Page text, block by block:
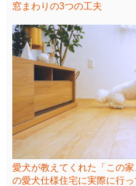
窓まわりの3つの工夫
愛犬が教えてくれた「この
の愛犬仕様住宅に実際に行っ